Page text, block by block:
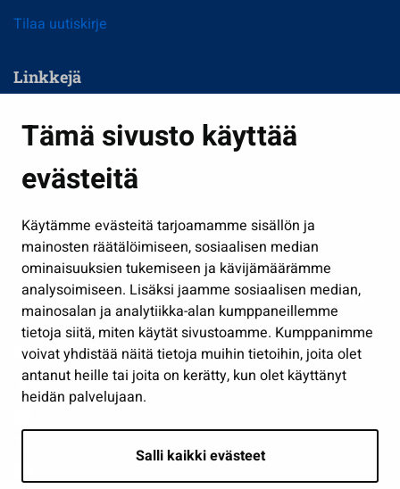
Tämä sivusto käyttää
evästeitä
Käytämme evästeitä tarjoamamme sisällön ja
mainosten räätälöimiseen, sosiaalisen median
ominaisuuksien tukemiseen ja kävijämäärämme
analysoimiseen. Lisäksi jaamme sosiaalisen median,
mainosalan ja analytiikka-alan kumppaneillemme
tietoja siitä, miten käytät sivustoamme. Kumppanimme
voivat yhdistää näitä tietoja muihin tietoihin, joita olet
antanut heille tai joita on kerätty, kun olet käyttänyt
heidän palvelujaan.
Salli kaikki evästeet
Tilaa uutiskirje
Linkkejä
Kasvatus ja opetus
Kulttuuri ja liikunta
Työ ja yrittäminen
Osallistu ja asioi
Näytä omat evästeasetukseni
Seuraa meitä